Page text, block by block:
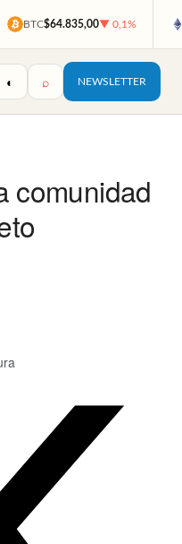
BTC$64.835,00▼ 0,1%
◐ ⌕ NEWSLETTER
comunidad